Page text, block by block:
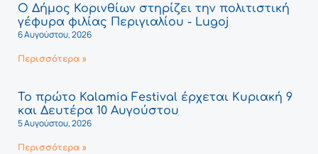
Ο Δήμος Κορινθίων στηρίζει την πολιτιστική
γέφυρα φιλίας Περιγιαλίου - Lugoj
6 Αυγούστου, 2026
Περισσότερα »
Το πρώτο Kalamia Festival έρχεται Κυριακή 9
και Δευτέρα 10 Αυγούστου
5 Αυγούστου, 2026
Περισσότερα »